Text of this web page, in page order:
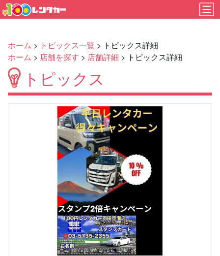
ホーム > トピックス一覧 > トピックス詳細
ホーム > 店舗を探す > 店舗詳細 > トピックス詳細
トピックス